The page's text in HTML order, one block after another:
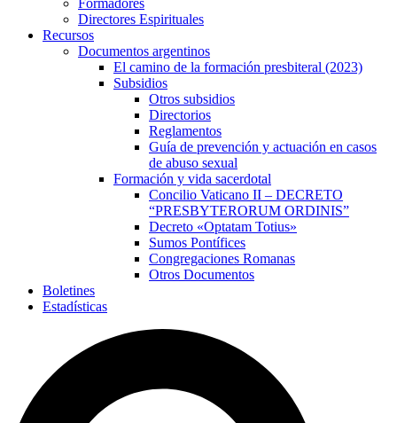
Formadores
Directores Espirituales
Recursos
Documentos argentinos
El camino de la formación presbiteral (2023)
Subsidios
Otros subsidios
Directorios
Reglamentos
Guía de prevención y actuación en casos
de abuso sexual
Formación y vida sacerdotal
Concilio Vaticano II – DECRETO
“PRESBYTERORUM ORDINIS”
Decreto «Optatam Totius»
Sumos Pontífices
Congregaciones Romanas
Otros Documentos
Boletines
Estadísticas